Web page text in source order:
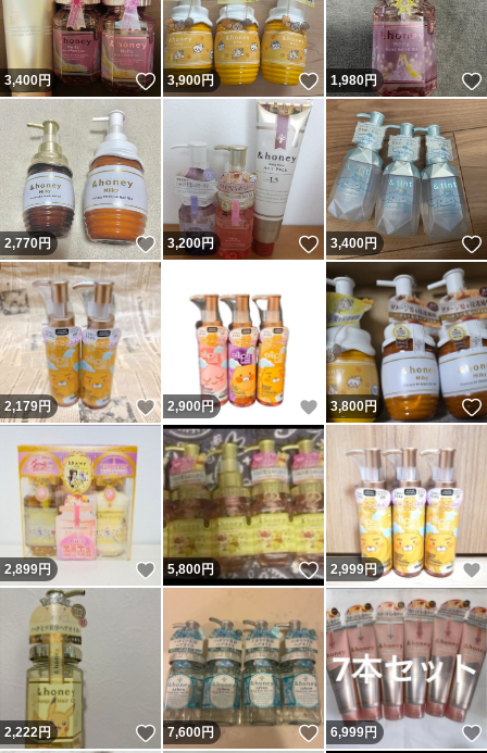
3,400円 いいね！
3,900円 いいね！
1,980円
2,770円 いいね！
3,200円 いいね！
3,400円
2,179円 いいね！
2,900円 いいね！
3,800円
2,899円 いいね！
5,800円 いいね！
2,999円
2,222円 いいね！
7,600円 いいね！
6,999円